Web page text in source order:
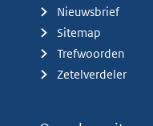
Nieuwsbrief
Sitemap
Trefwoorden
Zetelverdeler